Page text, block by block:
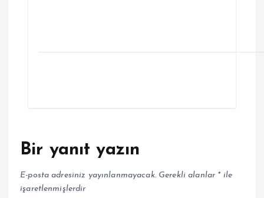
Bir yanıt yazın
E-posta adresiniz yayınlanmayacak. Gerekli alanlar *ile
işaretlenmişlerdir